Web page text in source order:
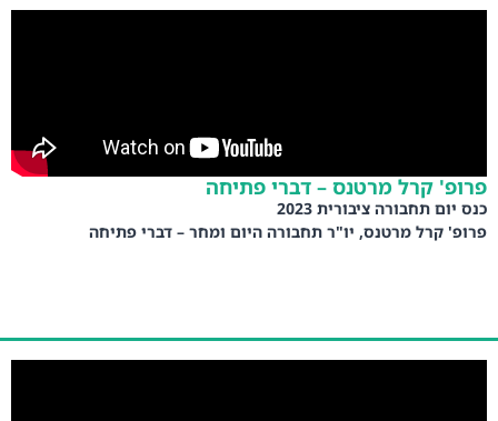
פרופ' קרל מרטנס – דברי פתיחה
כנס יום תחבורה ציבורית 2023
פרופ' קרל מרטנס, יו"ר תחבורה היום ומחר – דברי פתיחה